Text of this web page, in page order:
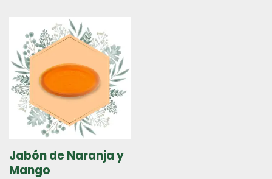
Jabón de Naranja y
Mango